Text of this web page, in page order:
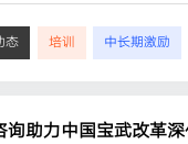
态 培训 中长期激励
询助力中国宝武改革深